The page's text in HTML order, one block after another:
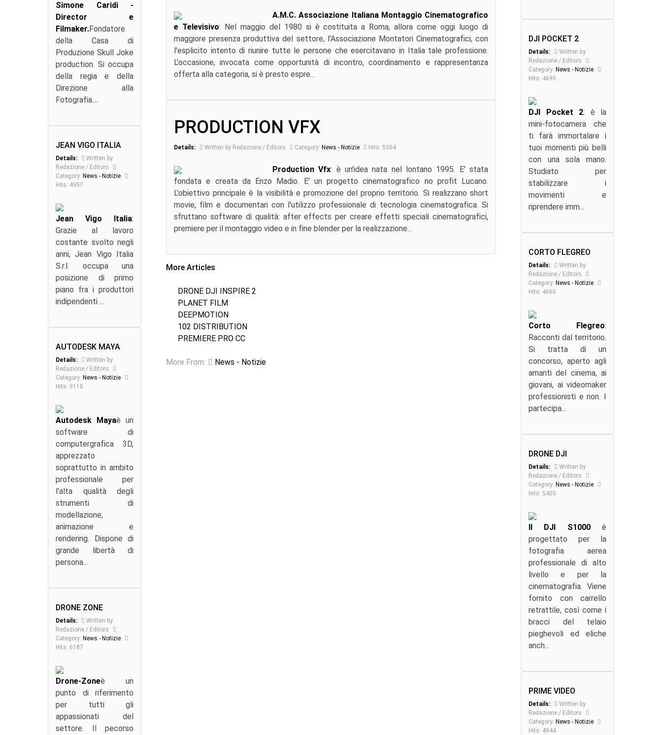
Simone Caridi -
Director e
Filmaker.Fondatore
della Casa di
Produzione Skull Joke
production. Si occupa
della regia e della
Direzione alla
Fotografia....
JEAN VIGO ITALIA
Details:
Written by
Redazione / Editors
Category: News - Notizie
Hits: 4957
Jean Vigo Italia:
Grazie al lavoro
costante svolto negli
anni, Jean Vigo Italia
S.r.l. occupa una
posizione di primo
piano fra i produttori
indipendenti ...
AUTODESK MAYA
Details:
Written by
Redazione / Editors
Category: News - Notizie
Hits: 9110
Autodesk Mayaè un
software di
computergrafica 3D,
apprezzato
soprattutto in ambito
professionale per
l'alta qualità degli
strumenti di
modellazione,
animazione e
rendering. Dispone di
grande libertà di
persona...
DRONE ZONE
Details:
Written by
Redazione / Editors
Category: News - Notizie
Hits: 6187
Drone-Zoneè un
punto di riferimento
per tutti gli
appassionati del
settore. Il pecorso
A.M.C. Associazione Italiana Montaggio Cinematografico
e Televisivo: Nel maggio del 1980 si è costituita a Roma, allora come oggi luogo di
maggiore presenza produttiva del settore, l'Associazione Montatori Cinematografici, con
l'esplicito intento di riunire tutte le persone che esercitavano in Italia tale professione.
L'occasione, invocata come opportunità di incontro, coordinamento e rappresentanza
offerta alla categoria, si è presto espre...
PRODUCTION VFX
Details: Written by Redazione / Editors Category: News - Notizie Hits: 5304
Production Vfx: è un'idea nata nel lontano 1995. E' stata
fondata e creata da Enzo Madio. E' un progetto cinematografico no profit Lucano.
L'obiettivo principale è la visibilità e promozione del proprio territorio. Si realizzano short
movie, film e documentari con l'utilizzo professionale di tecnologia cinematografica. Si
sfruttano software di qualità: after effects per creare effetti speciali cinematografici,
premiere per il montaggio video e in fine blender per la realizzazione...
More Articles
DRONE DJI INSPIRE 2
PLANET FILM
DEEPMOTION
102 DISTRIBUTION
PREMIERE PRO CC
More From: News - Notizie
DJI POCKET 2
Details:
Written by
Redazione / Editors
Category: News - Notizie
Hits: 4695
DJI Pocket 2: è la
mini-fotocamera che
ti farà immortalare i
tuoi momenti più belli
con una sola mano.
Studiato per
stabilizzare i
movimenti e
riprendere imm...
CORTO FLEGREO
Details:
Written by
Redazione / Editors
Category: News - Notizie
Hits: 4660
Corto Flegreo:
Racconti dal territorio.
Si tratta di un
concorso, aperto agli
amanti del cinema, ai
giovani, ai videomaker
professionisti e non. I
partecipa...
DRONE DJI
Details:
Written by
Redazione / Editors
Category: News - Notizie
Hits: 5403
Il DJI S1000 è
progettato per la
fotografia aerea
professionale di alto
livello e per la
cinematografia. Viene
fornito con carrello
retrattile, così come i
bracci del telaio
pieghevoli ed eliche
anch...
PRIME VIDEO
Details:
Written by
Redazione / Editors
Category: News - Notizie
Hits: 4944